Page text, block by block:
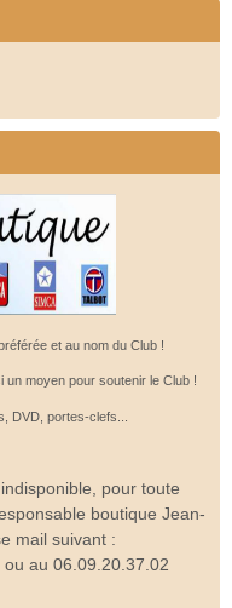
et au nom du Club !
moyen pour soutenir le Club !
DVD, portes-clefs...
pour toute
boutique Jean-
mail suivant :
au 06.09.20.37.02